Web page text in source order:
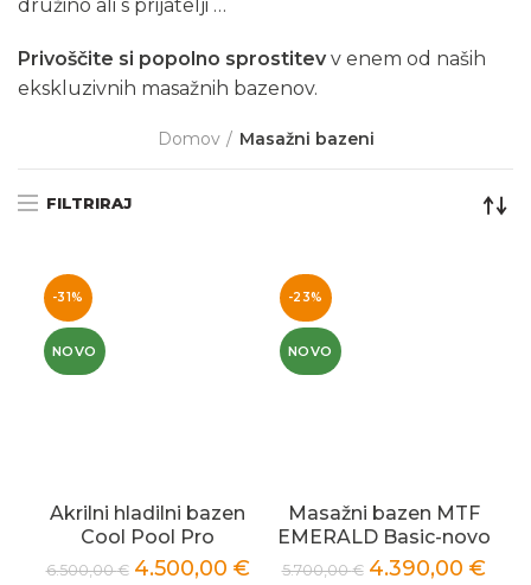
družino ali s prijatelji …
Privoščite si popolno sprostitev v enem od naših
ekskluzivnih masažnih bazenov.
Domov Masažni bazeni
FILTRIRAJ
-31%
NOVO
Akrilni hladilni bazen
Cool Pool Pro
6.500,00€ 4.500,00 €
-23%
NOVO
Masažni bazen MTF
EMERALD Basic-novo
5.700,00€ 4.390,00 €